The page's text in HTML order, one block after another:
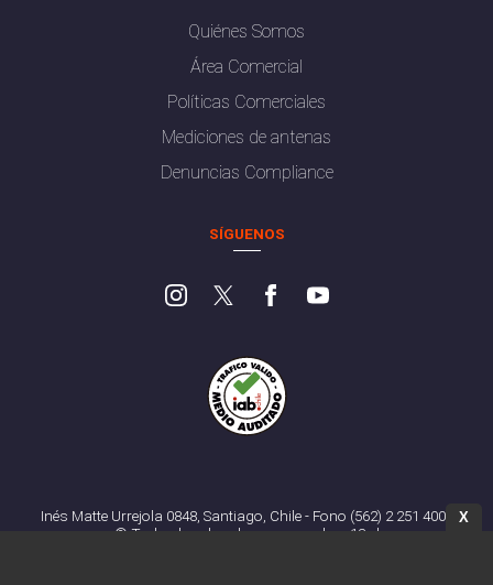
Quiénes Somos
Área Comercial
Políticas Comerciales
Mediciones de antenas
Denuncias Compliance
SÍGUENOS
Inés Matte Urrejola 0848, Santiago, Chile - Fono (562) 2 251 4000
© Todos los derechos reservados. 13.cl
X